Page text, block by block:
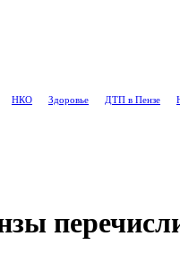
НКО Здоровье ДТП в Пензе